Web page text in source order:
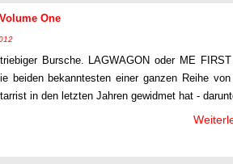
Volume One
Bursche. LAGWAGON oder ME
beiden bekanntesten einer ganzen Reihe von
in den letzten Jahren gewidmet hat -